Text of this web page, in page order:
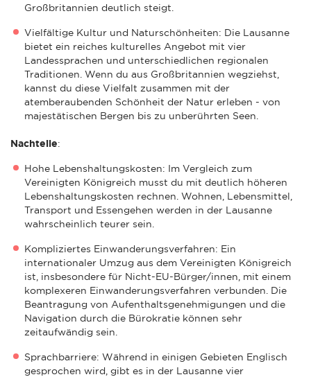
Großbritannien deutlich steigt.
Vielfältige Kultur und Naturschönheiten: Die Lausanne
bietet ein reiches kulturelles Angebot mit vier
Landessprachen und unterschiedlichen regionalen
Traditionen. Wenn du aus Großbritannien wegziehst,
kannst du diese Vielfalt zusammen mit der
atemberaubenden Schönheit der Natur erleben - von
majestätischen Bergen bis zu unberührten Seen.
Nachteile:
Hohe Lebenshaltungskosten: Im Vergleich zum
Vereinigten Königreich musst du mit deutlich höheren
Lebenshaltungskosten rechnen. Wohnen, Lebensmittel,
Transport und Essengehen werden in der Lausanne
wahrscheinlich teurer sein.
Kompliziertes Einwanderungsverfahren: Ein
internationaler Umzug aus dem Vereinigten Königreich
ist, insbesondere für Nicht-EU-Bürger/innen, mit einem
komplexeren Einwanderungsverfahren verbunden. Die
Beantragung von Aufenthaltsgenehmigungen und die
Navigation durch die Bürokratie können sehr
zeitaufwändig sein.
Sprachbarriere: Während in einigen Gebieten Englisch
gesprochen wird, gibt es in der Lausanne vier